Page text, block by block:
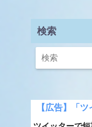
検索
【広告】「